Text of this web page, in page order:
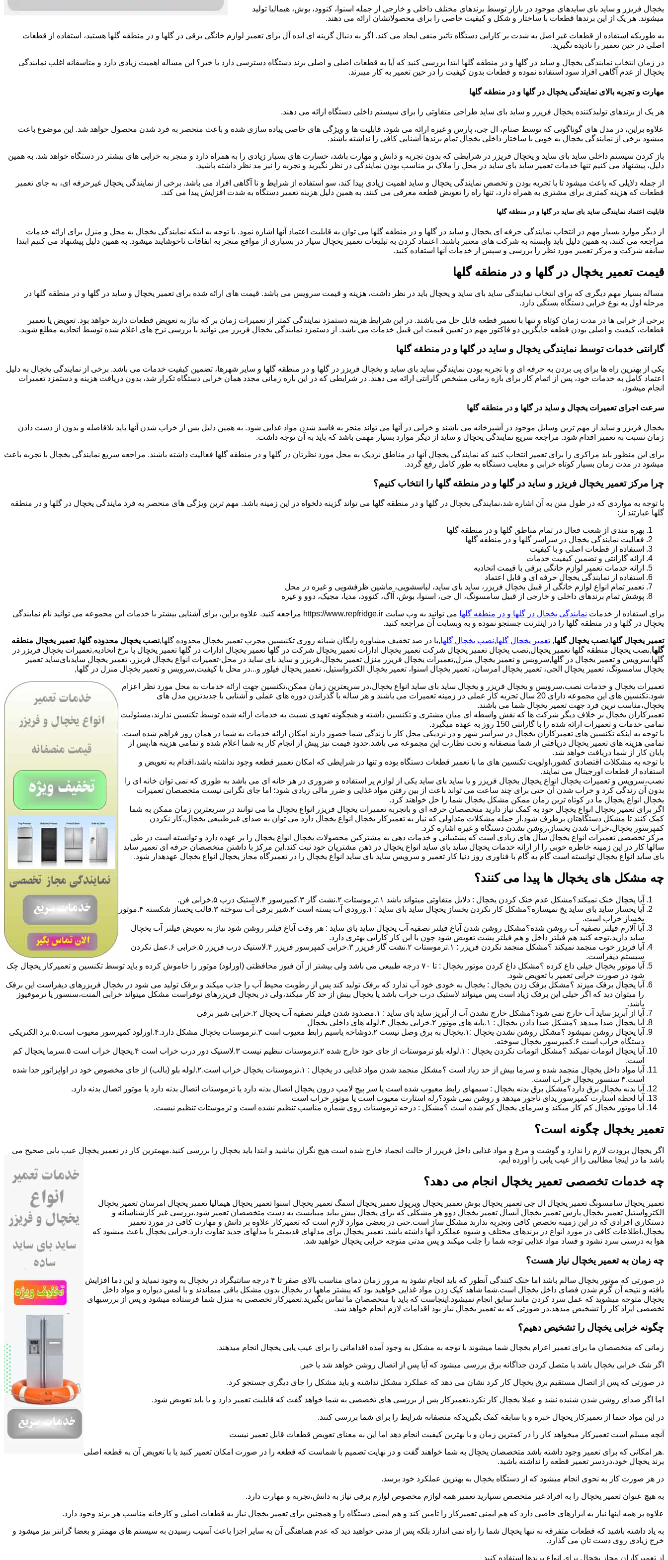
یخچال فریزر و ساید بای سایدهای موجود در بازار توسط برندهای مختلف داخلی و خارجی از جمله اسنوا، کنوود، بوش، هیمالیا تولید
میشوند. هر یک از این برندها قطعات با ساختار و شکل و کیفیت خاصی را برای محصولاتشان ارائه می دهند.
به طوریکه استفاده از قطعات غیر اصل به شدت بر کارایی دستگاه تاثیر منفی ایجاد می کند. اگر به دنبال گزینه ای ایده آل برای تعمیر لوازم خانگی برقی در گلها و در منطقه گلها هستید، استفاده از قطعات
اصلی در حین تعمیر را نادیده نگیرید.
در زمان انتخاب نمایندگی یخچال و ساید در گلها و در منطقه گلها ابتدا بررسی کنید که آیا به قطعات اصلی و اصلی برند دستگاه دسترسی دارد یا خیر؟ این مساله اهمیت زیادی دارد و متاسفانه اغلب نمایندگی
یخچال از عدم آگاهی افراد سود استفاده نموده و قطعات بدون کیفیت را در حین تعمیر به کار میبرند.
مهارت و تجربه بالای نمایندگی یخچال در گلها و در منطقه گلها
هر یک از برندهای تولیدکننده یخچال فریزر و ساید بای ساید طراحی متفاوتی را برای سیستم داخلی دستگاه ارائه می دهند.
علاوه براین، در مدل های گوناگونی که توسط صنام، ال جی، پارس و غیره ارائه می شود، قابلیت ها و ویژگی های خاصی پیاده سازی شده و باعث منحصر به فرد شدن محصول خواهد شد. این موضوع باعث
میشود برخی از نمایندگی یخچال به خوبی با ساختار داخلی یخچال تمام برندها آشنایی کافی را نداشته باشند.
باز کردن سیستم داخلی ساید بای ساید و یخچال فریزر در شرایطی که بدون تجربه و دانش و مهارت باشد، خسارت های بسیار زیادی را به همراه دارد و منجر به خرابی های بیشتر در دستگاه خواهد شد. به همین
دلیل، پیشنهاد می کنیم تنها خدمات تعمیر ساید بای ساید در محل را ملاک بر مناسب بودن نمایندگی در نظر نگیرید و تجربه را نیز مد نظر داشته باشید.
از جمله دلایلی که باعث میشود تا با تجربه بودن و تخصص نمایندگی یخچال و ساید اهمیت زیادی پیدا کند، سو استفاده از شرایط و نا آگاهی افراد می باشد. برخی از نمایندگی یخچال غیرحرفه ای، به جای تعمیر
قطعات که هزینه کمتری برای مشتری به همراه دارد، تنها راه را تعویض قطعه معرفی می کنند. به همین دلیل هزینه تعمیر دستگاه به شدت افزایش پیدا می کند.
قابلیت اعتماد نمایندگی ساید بای ساید در گلها و در منطقه گلها
از دیگر موارد بسیار مهم در انتخاب نمایندگی حرفه ای یخچال و ساید در گلها و در منطقه گلها می توان به قابلیت اعتماد آنها اشاره نمود. با توجه به اینکه نمایندگی یخچال به محل و منزل برای ارائه خدمات
مراجعه می کنند، به همین دلیل باید وابسته به شرکت های معتبر باشند. اعتماد کردن به تبلیغات تعمیر یخچال سیار در بسیاری از مواقع منجر به انفاقات ناخوشایند میشود. به همین دلیل پیشنهاد می کنیم ابتدا
سابقه شرکت و مرکز تعمیر مورد نظر را بررسی و سپس از خدمات آنها استفاده کنید.
قیمت تعمیر یخچال در گلها و در منطقه گلها
مساله بسیار مهم دیگری که برای انتخاب نمایندگی ساید بای ساید و یخچال باید در نظر داشت، هزینه و قیمت سرویس می باشد. قیمت های ارائه شده برای تعمیر یخچال و ساید در گلها و در منطقه گلها در
مرحله اول به نوع خرابی دستگاه بستگی دارد.
برخی از خرابی ها در مدت زمان کوتاه و تنها با تعمیر قطعه قابل حل می باشند. در این شرایط هزینه دستمزد نمایندگی کمتر از تعمیرات زمان بر که نیاز به تعویض قطعات دارند خواهد بود. تعویض یا تعمیر
قطعات، کیفیت و اصلی بودن قطعه جایگزین دو فاکتور مهم در تعیین قیمت این قبیل خدمات می باشد. از دستمزد نمایندگی یخچال فریزر می توانید با بررسی نرخ های اعلام شده توسط اتحادیه مطلع شوید.
گارانتی خدمات توسط نمایندگی یخچال و ساید در گلها و در منطقه گلها
یکی از بهترین راه ها برای پی بردن به حرفه ای و با تجربه بودن نمایندگی ساید بای ساید و یخچال فریزر در گلها و در منطقه گلها و سایر شهرها، تضمین کیفیت خدمات می باشد. برخی از نمایندگی یخچال به دلیل
اعتماد کامل به خدمات خود، پس از اتمام کار برای بازه زمانی مشخص گارانتی ارائه می دهند. در شرایطی که در این بازه زمانی مجدد همان خرابی دستگاه تکرار شد، بدون دریافت هزینه و دستمزد تعمیرات
انجام میشود.
سرعت اجرای تعمیرات یخچال و ساید در گلها و در منطقه گلها
یخچال فریزر و ساید از مهم ترین وسایل موجود در آشپزخانه می باشند و خرابی در آنها می تواند منجر به فاسد شدن مواد غذایی شود. به همین دلیل پس از خراب شدن آنها باید بلافاصله و بدون از دست دادن
زمان نسبت به تعمیر اقدام شود. مراجعه سریع نمایندگی یخچال و ساید از دیگر موارد بسیار مهمی باشد که باید به آن توجه داشت.
برای این منظور باید مراکزی را برای تعمیر انتخاب کنید که نمایندگی یخچال آنها در مناطق نزدیک به محل مورد نظرتان در گلها و در منطقه گلها فعالیت داشته باشند. مراجعه سریع نمایندگی یخچال با تجربه باعث
میشود در مدت زمان بسیار کوتاه خرابی و معایب دستگاه به طور کامل رفع گردد.
چرا مرکز تعمیر یخچال فریزر و ساید در گلها و در منطقه گلها را انتخاب کنیم؟
با توجه به مواردی که در طول متن به آن اشاره شد،نمایندگی یخچال در گلها و در منطقه گلها می تواند گزینه دلخواه در این زمینه باشد. مهم ترین ویژگی های منحصر به فرد مایندگی یخچال در گلها و در منطقه
گلها عبارتند از:
بهره مندی از شعب فعال در تمام مناطق گلها و در منطقه گلها
فعالیت نمایندگی یخچال در سراسر گلها و در منطقه گلها
استفاده از قطعات اصلی و با کیفیت
ارائه گارانتی و تضمین کیفیت خدمات
ارائه خدمات تعمیر لوازم خانگی برقی با قیمت اتحادیه
استفاده از نمایندگی یخچال حرفه ای و قابل اعتماد
تعمیر تمام انواع لوازم خانگی از قبیل یخچال فریزر، ساید بای ساید، لباسشویی، ماشین ظرفشویی و غیره در محل
پوشش تمام برندهای داخلی و خارجی از قبیل سامسونگ، ال جی، اسنوا، بوش، آاگ، کنوود، مدیا، مجیک، دوو و غیره
برای استفاده از خدمات نمایندگی یخچال در گلها و در منطقه گلها
می توانید به وب سایت https://www.repfridge.ir مراجعه کنید. علاوه براین، برای آشنایی بیشتر با خدمات این مجموعه می توانید نام نمایندگی
یخچال در گلها و در منطقه گلها را در اینترنت جستجو نموده و به وبسایت آن مراجعه کنید.
تعمیر یخچال گلها,نصب یخچال گلها, تعمیر یخچال گلها,نصب یخچال گلها,با در صد تخفیف مشاوره رایگان شبانه روزی تکنیسین مجرب تعمیر یخچال محدوده گلها,نصب یخچال محدوده گلها, تعمیر یخچال منطقه
گلها,نصب یخچال منطقه گلها تعمیر یخچال,نصب یخچال تعمیر یخچال شرکت تعمیر یخچال ادارات تعمیر یخچال شرکت در گلها تعمیر یخچال ادارات در گلها تعمیر یخچال با نرخ اتحادیه,تعمیرات یخچال فریزر در
گلها,سرویس و تعمیر یخچال در گلها,سرویس و تعمیر یخچال منزل,تعمیرات یخچال فریزر منزل تعمیر یخچال،فریزر و ساید بای ساید در محل-تعمیرات انواع یخچال فریزر، تعمیر یخچال سایدبای‌ساید تعمیر
یخچال سامسونگ، تعمیر یخچال الجی، تعمیر یخچال امرسان، تعمیر یخچال اسنوا، تعمیر یخچال الکترواستیل، تعمیر یخچال فیلور و...در محل با کیفیت,سرویس و تعمیر یخچال منزل در گلها,
تعمیرات یخچال و خدمات نصب،سرویس و یخچال فریزر و یخچال ساید بای ساید انواع یخچال،در سریعترین زمان ممکن،تکنسین جهت ارائه خدمات به محل مورد نظر اعزام
شود.تکنسین های این مجموعه دارای 20 سال تجربه کار عملی در زمینه تعمیرات می باشند و هر ساله با گذراندن دوره های عملی و آشنایی با جدیدترین مدل های
یخچال،مناسب ترین فرد جهت تعمیر یخچال شما می باشند.
تعمیرکاران یخچال بر خلاف دیگر شرکت ها که نقش واسطه ای میان مشتری و تکنسین داشته و هیچگونه تعهدی نسبت به خدمات ارائه شده توسط تکنسین ندارند،مسئولیت
تمامی خدمات و تعمیرات ارائه شده را با گارانتی 150 روز به عهده میگیرد.
با توجه به اینکه تکنسین های تعمیرکاران یخچال در سراسر شهر و در نزدیکی محل کار یا زندگی شما حضور دارند امکان ارائه خدمات به شما در همان روز فراهم شده است.
تمامی هزینه های تعمیر یخچال دریافتی از شما منصفانه و تحت نظارت این مجموعه می باشد.حدود قیمت نیز پیش از انجام کار به شما اعلام شده و تمامی هزینه ها،پس از
پایان کار از شما دریافت خواهد شد.
با توجه به مشکلات اقتصادی کشور،اولویت تکنسین های ما با تعمیر قطعات دستگاه بوده و تنها در شرایطی که امکان تعمیر قطعه وجود نداشته باشد،اقدام به تعویض و
استفاده از قطعات اورجینال می نمایند.
نصب،سرویس و تعمیرات یخچال انواع یخچال یخچال فریزر و یا ساید بای ساید یکی از لوازم پر استفاده و ضروری در هر خانه ای می باشد به طوری که نمی توان خانه ای را
بدون آن زندگی کرد و خراب شدن آن حتی برای چند ساعت می تواند باعث از بین رفتن مواد غذایی و ضرر مالی زیادی شود؛ اما جای نگرانی نیست متخصصان تعمیرات
یخچال انواع یخچال ما در کوتاه ترین زمان ممکن مشکل یخچال شما را حل خواهند کرد.
اگر برای تعمیر یخچال انواع یخچال خود به کمک نیاز دارید متخصصان حرفه ای و باتجربه تعمیرات یخچال فریزر انواع یخچال ما می توانند در سریعترین زمان ممکن به شما
کمک کنند تا مشکل دستگاهتان برطرف شود.از جمله مشکلات متداولی که نیاز به تعمیرکار یخچال انواع یخچال دارد می توان به صدای غیرطبیعی یخچال،کار نکردن
کمپرسور یخچال،خراب شدن یخساز،روشن نشدن دستگاه و غیره اشاره کرد.
مرکز تخصصی تعمیرات انواع یخچال سال های زیادی است که پشتیبانی و خدمات دهی به مشترکین محصولات یخچال انواع یخچال را بر عهده دارد و توانسته است در طی
سالها کار در این زمینه خاطره خوبی را از ارائه خدمات یخچال ساید بای ساید انواع یخچال در ذهن مشتریان خود ثبت کند.این مرکز با داشتن متخصصان حرفه ای تعمیر ساید
بای ساید انواع یخچال توانسته است گام به گام با فناوری روز دنیا کار تعمیر و سرویس ساید بای ساید انواع یخچال را در تعمیرگاه مجاز یخچال انواع یخچال عهدهدار شود.
چه مشکل های یخچال ها پیدا می کنند؟
آیا یخچال خنک نمیکند؟مشکل عدم خنک کردن یخچال : دلایل متفاوتی میتواند باشد ۱.ترموستات ۲.نشت گاز ۳.کمپرسور ۴.لاستیک درب ۵.خرابی فن.
آیا یخساز ساید بای ساید یخ نمیسازه؟مشکل کار نکردن یخساز یخچال ساید بای ساید : ۱.ورودی آب بسته است ۲.شیر برقی آب سوخته ۳.قالب یخساز شکسته ۴.موتور
یخساز خراب است.
آیا آلارم فیلتر تصفیه آب روشن شده؟مشکل روشن شدن آیاغ فیلتر تصفیه آب یخچال ساید بای ساید : هر وقت آیاغ فیلتر روشن شود نیاز به تعویض فیلتر آب یخچال
ساید دارید،توجه کنید هم فیلتر داخل و هم فیلتر پشت تعویض شود چون با این کار کارایی بهتری دارد.
آیا فریزر خوب منجمد نمیکند ؟مشکل منجمد نکردن فریزر : ۱.ترموستات ۲.نشت گاز فریزر ۳.خرابی کمپرسور فریزر ۴.لاستیک درب فریزر ۵.خرابی ۶.عمل نکردن
سیستم دیفراست.
آیا موتور یخچال خیلی داغ کرده ؟مشکل داغ کردن موتور یخچال : تا ۷۰ درجه طبیعی می باشد ولی بیشتر از آن فیوز محافظتی (اورلود) موتور را خاموش کرده و باید توسط تکنسین و تعمیرکار یخچال چک
شود در صورت خرابی تعمیر یا تعویض شود.
آیا یخچال برفک میزند ؟مشکل برفک زدن یخچال : یخچال به خودی خود آب ندارد که برفک تولید کند پس از رطوبت محیط آب را جذب میکند و برفک تولید می شود در یخچال فریزرهای دیفراست این برفک
را میتوان دید که اگر خیلی این برفک زیاد است پس میتواند لاستیک درب خراب باشد یا یخچال بیش از حد کار میکند،ولی در یخچال فریزرهای نوفراست مشکل میتواند خرابی المنت،سنسور یا ترموفیوز
باشد.
آیا از آبریز ساید آب خارج نمی شود؟مشکل خارج نشدن آب از آبریز ساید بای ساید : ۱.مصدود شدن فیلتر تصفیه آب یخچال ۲.خرابی شیر برقی
آیا یخچال صدا میدهد ؟مشکل صدا دادن یخچال : ۱.پایه های موتور ۲.خرابی یخچال ۳.لوله های داخلی یخچال
آیا یخچال روشن نمیشود ؟مشکل روشن نشدن یخچال :۱.یخچال به برق وصل نیست ۲.دوشاخه یاسیم رابط معیوب است ۳.ترموستات یخچال مشکل دارد.۴.اورلود کمپرسور معیوب است.۵.برد الکتریکی
دستگاه خراب است ۶.کمپرسور یخچال سوخته.
آیا یخچال اتومات نمیکند ؟مشکل اتومات نکردن یخچال : ۱.لوله بلو ترموستات از جای خود خارج شده ۲.ترموستات تنظیم نیست ۳.لاستیک دور درب خراب است ۴.یخچال خراب است ۵.سرما یخچال کم
است.
آیا مواد داخل یخچال منجمد شده و سرما بیش از حد زیاد است ؟مشکل منجمد شدن مواد غذایی در یخچال : ۱.ترموستات یخچال خراب است.۲.لوله بلو (بالب) از جای مخصوص خود در اواپراتور جدا شده
است.۳ سنسور یخچال خراب است.
آیا بدنه یخچال برق دارد؟مشکل برق بدنه یخچال : سیمهای رابط معیوب شده است یا سر پیچ لامپ درون یخچال اتصال بدنه دارد یا ترموستات اتصال بدنه دارد یا موتور اتصال بدنه دارد.
آیا لحظه استارت کمپرسور یدای ناجور میدهد و روشن نمی شود؟رله استارت معیوب است یا موتور خراب است
آیا موتور یخچال کم کار میکند و سرمای یخچال کم شده است ؟مشکل : درجه ترموستات روی شماره مناسب تنظیم نشده است و ترموستات تنظیم نیست.
تعمیر یخچال چگونه است؟
اگر یخچال برودت لازم را ندارد و گوشت و مرغ و مواد غذایی داخل فریزر از حالت انجماد خارج شده است هیچ نگران نباشید و ابتدا باید یخچال را بررسی کنید.مهمترین کار در تعمیر یخچال عیب یابی صحیح می
باشد ما در ایتجا مطالبی را از عیب یابی را اورده ایم،
چه خدمات تخصصی تعمیر یخچال انجام می دهد؟
تعمیر یخچال سامسونگ تعمیر یخچال ال جی تعمیر یخچال بوش تعمیر یخچال ویرپول تعمیر یخچال اسمگ تعمیر یخچال اسنوا تعمیر یخچال هیمالیا تعمیر یخچال امرسان تعمیر یخچال
الکترواستیل تعمیر یخچال پارس تعمیر یخچال آبسال تعمیر یخچال دوو هر مشکلی که برای یخچال پیش بیاید میبایست به دست متخصصان تعمیر شود.بررسی غیر کارشناسانه و
دستکاری افرادی که در این زمینه تخصص کافی وتجربه ندارند مشکل ساز است.حتی در بعضی موارد لازم است که تعمیرکار علاوه بر دانش و مهارت کافی در مورد تعمیر
یخچال،اطلاعات کافی در مورد انواع در برندهای مختلف و شیوه عملکرد آنها داشته باشد. تعمیر یخچال برای مدلهای قدیمیتر با مدل‍های جدید تفاوت دارد.خرابی یخچال باعث میشود که
هوا به درستی سرد نشود و فساد مواد غذایی توجه شما را جلب میکند و پس مدتی متوجه خرابی یخچال خواهید شد.
چه زمان به تعمیر یخچال نیاز هست؟
در صورتی که موتور یخچال سالم باشد اما خنک کنندگی آنطور که باید انجام نشود به مرور زمان دمای مناسب بالای صفر تا ۴ درجه سانتیگراد در یخچال به وجود نمیاید و این دما افزایش
یافته و نتیجه آن گرم شدن فضای داخل یخچال است.شما شاهد کپک زدن مواد غذایی خواهید بود که پیشتر ماهها در یخچال بدون مشکل باقی میماندند و با لمس دیواره و مواد داخل
یخچال متوجه میشوید که عمل سرد کردن مانند سابق انجام نمیشود.اینجاست که باید با متخصصان ما تماس بگیرید.تعمیرکار تخصصی به منزل شما فرستاده میشود و پس از بررسیهای
تخصصی ایراد کار را تشخیص میدهد.در صورتی که به تعمیر یخچال نیاز بود اقدامات لازم انجام خواهد شد.
چگونه خرابی یخچال را تشخیص دهیم؟
زمانی که متخصصان ما برای تعمیر اعزام یخچال شما میشوند با توجه به مشکل به وجود آمده اقداماتی را برای عیب یابی یخچال انجام میدهند.
اگر شک خرابی یخچال باشد با متصل کردن جداگانه برق بررسی میشود که آیا پس از اتصال روشن خواهد شد یا خیر.
در صورتی که پس از اتصال مستقیم برق یخچال کار کرد نشان می دهد که عملکرد مشکل نداشته و باید مشکل را جای دیگری جستجو کرد.
اما اگر صدای روشن شدن شنیده نشد و عملا یخچال کار نکرد،تعمیرکار پس از بررسی های تخصصی به شما خواهد گفت که قابلیت تعمیر دارد و یا باید تعویض شود.
در این مواد حتما از تعمیرکار یخچال خبره و با سابقه کمک بگیریدکه منصفانه شرایط را برای شما بررسی کنند.
آنچه مسلم است تعمیرکار میخواهد کار را در کمترین زمان و با بهترین کیفیت انجام دهد اما این به معنای تعویض قطعات قابل تعمیر نیست
.هر امکانی که برای تعمیر وجود داشته باشد متخصصان یخچال به شما خواهند گفت و در نهایت تصمیم با شماست که قطعه را در صورت امکان تعمیر کنید یا با تعویض آن به قطعه اصلی
برند یخچال خود،دردسر تعمیر قطعه را نداشته باشید.
در هر صورت کار به نحوی انجام میشود که از دستگاه یخچال به بهترین عملکرد خود برسد.
به هیچ عنوان تعمیر یخچال را به افراد غیر متخصص نسپارید تعمیر همه لوازم مخصوص لوازم برقی نیاز به دانش،تجربه و مهارت دارد.
علاوه بر همه اینها نیاز به ابزارهای خاصی دارد که هم ایمنی تعمیرکار را تامین کند و هم ایمنی دستگاه را و همچنین برای تعمیر یخچال نیاز به قطعات اصلی و کارخانه مناسب هر برند وجود دارد.
به یاد داشته باشید که قطعات متفرقه نه تنها یخچال شما را راه نمی اندازد بلکه پس از مدتی خواهید دید که عدم هماهنگی آن به سایر اجزا باعث آسیب رسیدن به سیستم های مهمتر و بعضا گرانتر نیز میشود و
خرج زیادی روی دست تان می گذارد.
از تعمیرکاران مجاز یخچال برای انواع برندها استفاده کنید